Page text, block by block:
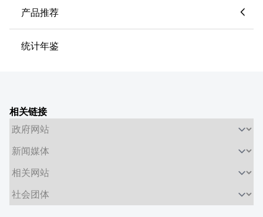
产品推荐
统计年鉴
相关链接